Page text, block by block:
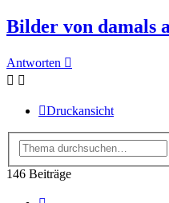
Bilder von damals
Antworten
Druckansicht
146 Beiträge